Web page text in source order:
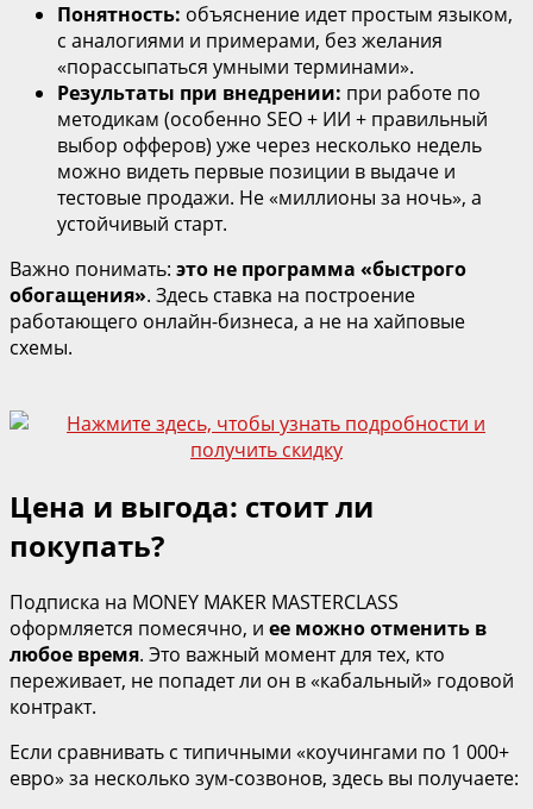
Понятность: объяснение идет простым языком,
с аналогиями и примерами, без желания
«порассыпаться умными терминами».
Результаты при внедрении: при работе по
методикам (особенно SEO + ИИ + правильный
выбор офферов) уже через несколько недель
можно видеть первые позиции в выдаче и
тестовые продажи. Не «миллионы за ночь», а
устойчивый старт.
Важно понимать: это не программа «быстрого
обогащения». Здесь ставка на построение
работающего онлайн‑бизнеса, а не на хайповые
схемы.
Цена и выгода: стоит ли
покупать?
Подписка на MONEY MAKER MASTERCLASS
оформляется помесячно, и ее можно отменить в
любое время. Это важный момент для тех, кто
переживает, не попадет ли он в «кабальный» годовой
контракт.
Если сравнивать с типичными «коучингами по 1 000+
евро» за несколько зум‑созвонов, здесь вы получаете: